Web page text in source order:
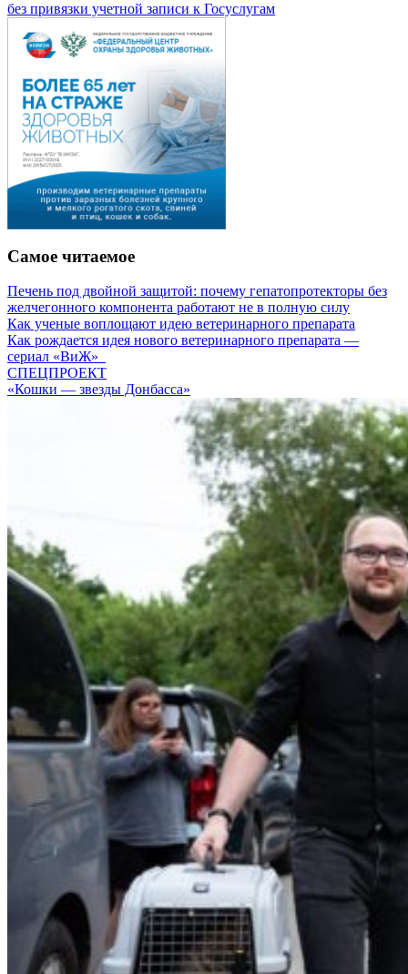
без привязки учетной записи к Госуслугам
Самое читаемое
Печень под двойной защитой: почему гепатопротекторы без
желчегонного компонента работают не в полную силу
Как ученые воплощают идею ветеринарного препарата
Как рождается идея нового ветеринарного препарата —
сериал «ВиЖ»
СПЕЦПРОЕКТ
«Кошки — звезды Донбасса»